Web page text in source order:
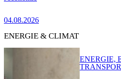
04.08.2026
ENERGIE & CLIMAT
ENERGIE,